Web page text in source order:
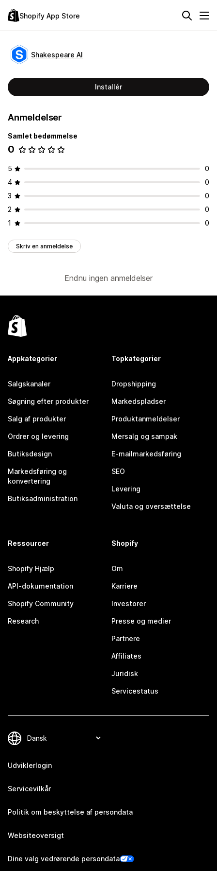
Shopify App Store
Shakespeare AI
Installér
Anmeldelser
Samlet bedømmelse
0
5
0
4
0
3
0
2
0
1
0
Skriv en anmeldelse
Endnu ingen anmeldelser
Appkategorier
Salgskanaler
Søgning efter produkter
Salg af produkter
Ordrer og levering
Butiksdesign
Markedsføring og
konvertering
Butiksadministration
Topkategorier
Dropshipping
Markedspladser
Produktanmeldelser
Mersalg og sampak
E-mailmarkedsføring
SEO
Levering
Valuta og oversættelse
Ressourcer
Shopify Hjælp
API-dokumentation
Shopify Community
Research
Shopify
Om
Karriere
Investorer
Presse og medier
Partnere
Affiliates
Juridisk
Servicestatus
Udviklerlogin
Servicevilkår
Politik om beskyttelse af persondata
Websiteoversigt
Dine valg vedrørende persondata